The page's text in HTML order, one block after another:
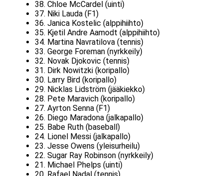
38. Chloe McCardel (uinti)
37. Niki Lauda (F1)
36. Janica Kostelic (alppihiihto)
35. Kjetil Andre Aamodt (alppihiihto)
34. Martina Navratilova (tennis)
33. George Foreman (nyrkkeily)
32. Novak Djokovic (tennis)
31. Dirk Nowitzki (koripallo)
30. Larry Bird (koripallo)
29. Nicklas Lidström (jääkiekko)
28. Pete Maravich (koripallo)
27. Ayrton Senna (F1)
26. Diego Maradona (jalkapallo)
25. Babe Ruth (baseball)
24. Lionel Messi (jalkapallo)
23. Jesse Owens (yleisurheilu)
22. Sugar Ray Robinson (nyrkkeily)
21. Michael Phelps (uinti)